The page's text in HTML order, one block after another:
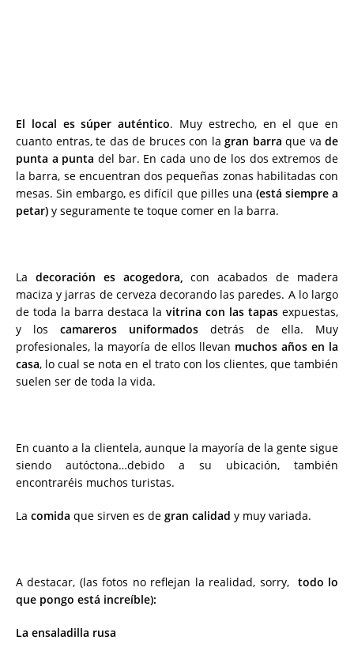
El local es súper auténtico. Muy estrecho, en el que en
cuanto entras, te das de bruces con la gran barra que va de
punta a punta del bar. En cada uno de los dos extremos de
la barra, se encuentran dos pequeñas zonas habilitadas con
mesas. Sin embargo, es difícil que pilles una (está siempre a
petar) y seguramente te toque comer en la barra.
La decoración es acogedora, con acabados de madera
maciza y jarras de cerveza decorando las paredes. A lo largo
de toda la barra destaca la vitrina con las tapas expuestas,
y los camareros uniformados detrás de ella. Muy
profesionales, la mayoría de ellos llevan muchos años en la
casa, lo cual se nota en el trato con los clientes, que también
suelen ser de toda la vida.
En cuanto a la clientela, aunque la mayoría de la gente sigue
siendo autóctona…debido a su ubicación, también
encontraréis muchos turistas.
La comida que sirven es de gran calidad y muy variada.
A destacar, (las fotos no reflejan la realidad, sorry,
todo lo
que pongo está increíble):
La ensaladilla rusa